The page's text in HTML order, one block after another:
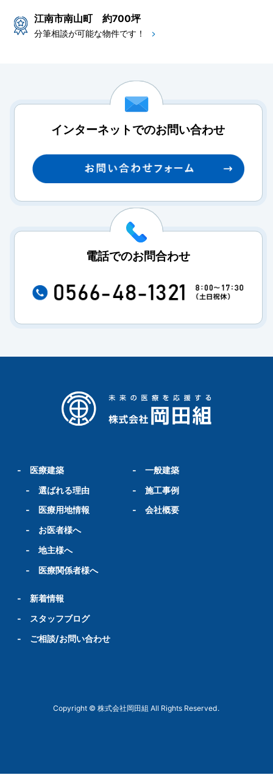
江南市南山町 約700坪
分筆相談が可能な物件です！
インターネットでのお問い合わせ
電話でのお問合わせ
- 医療建築
- 選ばれる理由
-
医療用地情報
- お医者様へ
- 地主様へ
- 医療関係者様へ
-一般建築
-施工事例
-会社概要
- 新着情報
-
スタッフブログ
- ご相談/お問い合わせ
Copyright © 株式会社岡田組 All Rights Reserved.